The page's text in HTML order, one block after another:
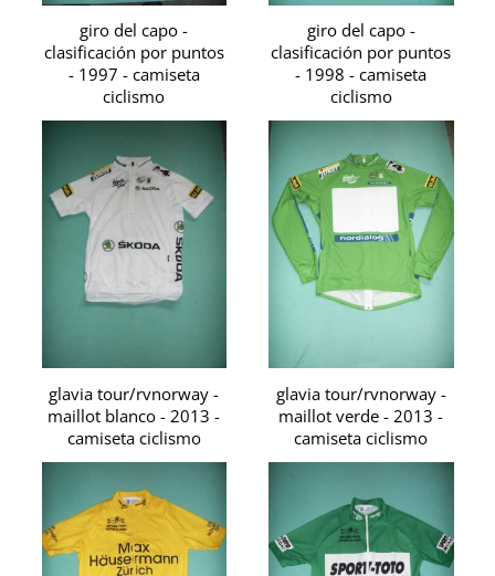
giro del capo -
clasificación por puntos
- 1997 - camiseta
ciclismo
giro del capo -
clasificación por puntos
- 1998 - camiseta
ciclismo
glavia tour/rvnorway -
maillot blanco - 2013 -
camiseta ciclismo
glavia tour/rvnorway -
maillot verde - 2013 -
camiseta ciclismo